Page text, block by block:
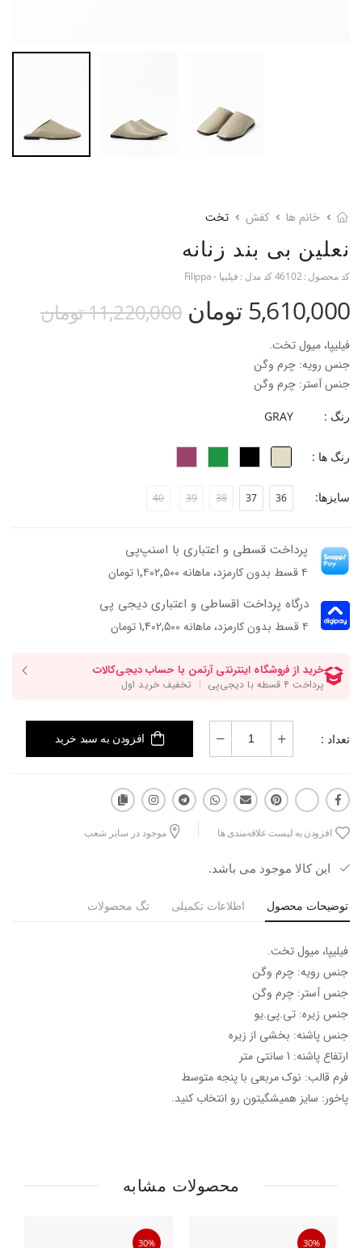
خانم ها کفش تخت
نعلین بی بند زنانه
کد محصول : 46102کد مدل : فیلیپا - Filippa
5,610,000 تومان 11,220,000 تومان
فیلیپا، میول تخت.
جنس رویه: چرم وگن
جنس آستر: چرم وگن
جنس پاشنه: بخشی از زیره
فرم قالب: نوک مربعی با پنجه متوسط
پاخور: سایز همیشگیتون رو انتخاب کنید.
رنگ : GRAY
رنگ ها :
سایزها: 36
37
38
39
40
پرداخت قسطی و اعتباری با اسنپ‌پی
۴ قسط بدون کارمزد، ماهانه ۱٬۴۰۲٬۵۰۰ تومان
درگاه پرداخت اقساطی و اعتباری دیجی پی
۴ قسط بدون کارمزد، ماهانه 1,402,500 تومان
تعداد : افزودن به سبد خرید
افزودن به لیست علاقه‌مندی ها موجود در سایر شعب
این کالا موجود می باشد.
توضیحات محصول اطلاعات تکمیلی تگ محصولات
فیلیپا، میول تخت.
جنس رویه: چرم وگن
جنس آستر: چرم وگن
جنس زیره: تی.پی.یو
جنس پاشنه: بخشی از زیره
ارتفاع پاشنه: 1 سانتی متر
فرم قالب: نوک مربعی با پنجه متوسط
پاخور: سایز همیشگیتون رو انتخاب کنید.
محصولات مشابه
30%
30%